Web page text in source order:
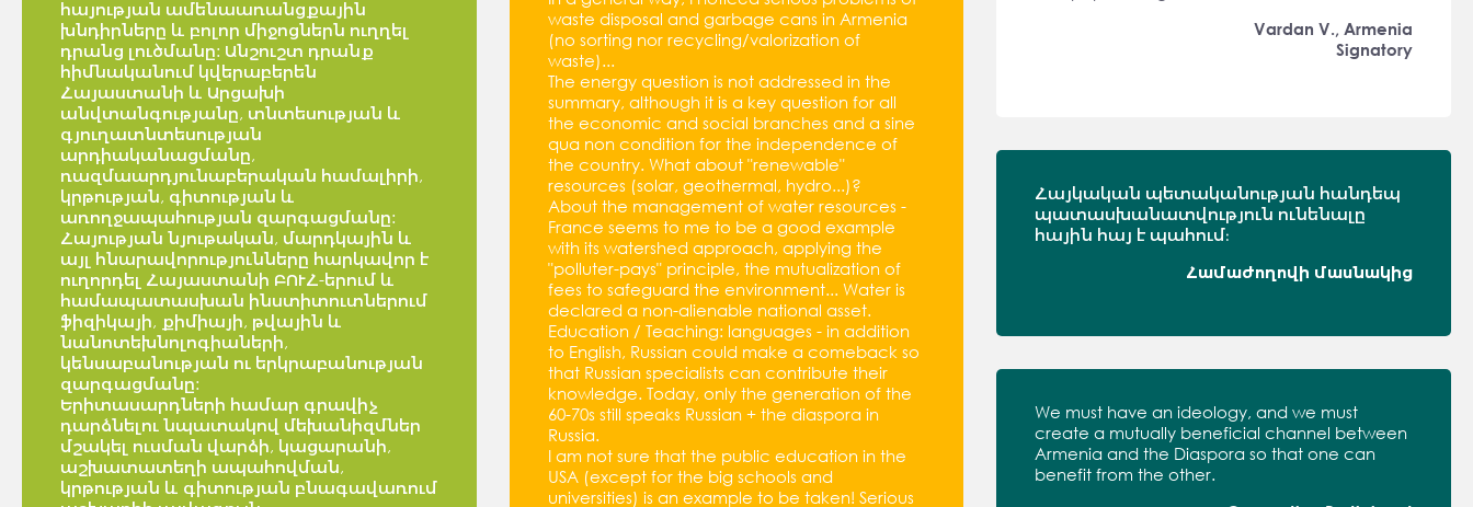
waste disposal and garbage cans in Armenia
(no sorting nor recycling/valorization of
waste)...
The energy question is not addressed in the
summary, although it is a key question for all
the economic and social branches and a sine
qua non condition for the independence of
the country. What about "renewable"
resources (solar, geothermal, hydro...)?
About the management of water resources -
France seems to me to be a good example
with its watershed approach, applying the
"polluter-pays" principle, the mutualization of
fees to safeguard the environment... Water is
declared a non-alienable national asset.
Education / Teaching: languages - in addition
to English, Russian could make a comeback so
that Russian specialists can contribute their
knowledge. Today, only the generation of the
60-70s still speaks Russian + the diaspora in
Russia.
I am not sure that the public education in the
USA (except for the big schools and
universities) is an example to be taken! Serious
հայության ամենաառանցքային
խնդիրները և բոլոր միջոցներն ուղղել
դրանց լուծմանը: Անշուշտ դրանք
հիմնականում կվերաբերեն
Հայաստանի և Արցախի
անվտանգությանը, տնտեսության և
գյուղատնտեսության
արդիականացմանը,
ռազմաարդյունաբերական համալիրի,
կրթության, գիտության և
առողջապահության զարգացմանը:
Հայության նյութական, մարդկային և
այլ հնարավորությունները հարկավոր է
ուղորդել Հայաստանի ԲՈՒՀ-երում և
համապատասխան ինստիտուտներում
ֆիզիկայի, քիմիայի, թվային և
նանոտեխնոլոգիաների,
կենսաբանության ու երկրաբանության
զարգացմանը:
Երիտասարդների համար գրավիչ
դարձնելու նպատակով մեխանիզմներ
մշակել ուսման վարձի, կացարանի,
աշխատատեղի ապահովման,
կրթության և գիտության բնագավառում
Vardan V., Armenia
Signatory
Հայկական պետականության հանդեպ
պատասխանատվություն ունենալը
հային հայ է պահում։
Համաժողովի մասնակից
We must have an ideology, and we must
create a mutually beneficial channel between
Armenia and the Diaspora so that one can
benefit from the other.